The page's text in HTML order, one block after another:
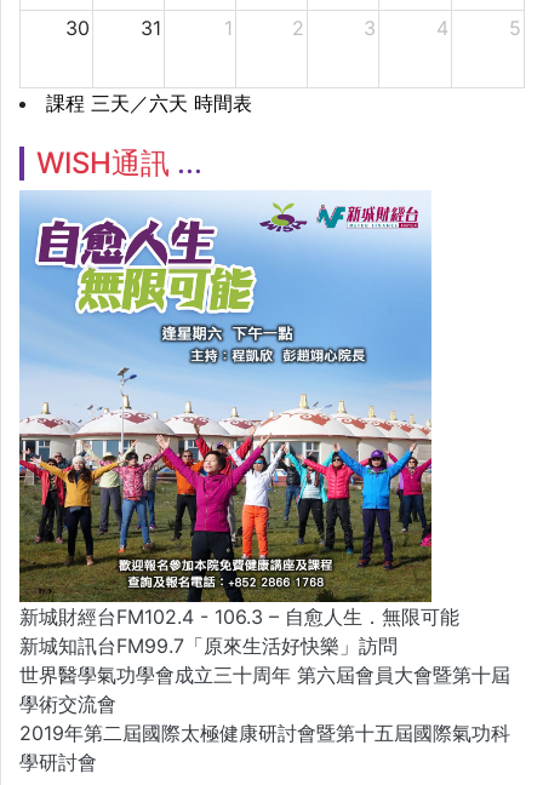
30 31 1 2 3 4 5
課程 三天／六天 時間表
WISH通訊
新城財經台FM102.4 - 106.3 – 自愈人生．無限可能
新城知訊台FM99.7「原來生活好快樂」訪問
世界醫學氣功學會成立三十周年 第六屆會員大會暨第十屆
學術交流會
2019年第二屆國際太極健康研討會暨第十五屆國際氣功科
學研討會